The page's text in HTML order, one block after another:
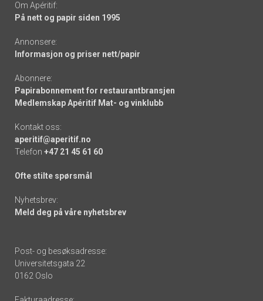
Om Apéritif:
På nett og papir siden 1995
Annonsere:
Informasjon og priser nett/papir
Abonnere:
Papirabonnement for restaurantbransjen
Medlemskap Apéritif Mat- og vinklubb
Kontakt oss:
aperitif@aperitif.no
Telefon +47 21 45 61 60
Ofte stilte spørsmål
Nyhetsbrev:
Meld deg på våre nyhetsbrev
Post- og besøksadresse:
Universitetsgata 22
0162 Oslo